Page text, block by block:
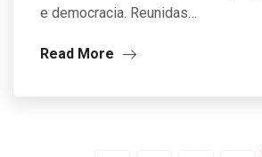
e democracia. Reunidas…
Read More